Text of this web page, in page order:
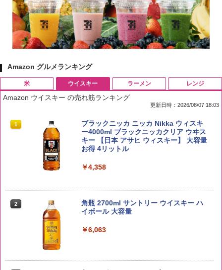
Amazon グルメランキング
米
1 by Amazon 国産ブレンド米 精米 5kg
￥2,650
5kg 長野県産 令和7年産
ウイスキー
Amazon ウイスキー の売れ筋ランキング
更新日時：2026/08/07 18:03
1
ブラックニッカ ニッカ Nikka ウィスキ
ー4000ml ブラックニッカクリア ウヰス
キー 【日本 アサヒ ウィスキー】 大容量
お得 4リットル
￥4,358
2
角瓶 2700ml サントリー ウイスキー ハ
イボール 大容量
￥6,063
ラーメン レンジ